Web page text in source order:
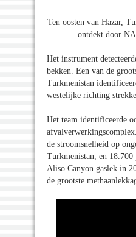
Ten oosten van Hazar,
ontdekt door
Het instrument
bekken. Een van de
Turkmenistan
westelijke richting
Het team identificeerde
de stroomsnelheid op
Turkmenistan, en
Aliso Canyon gaslek in
de grootste